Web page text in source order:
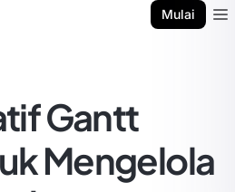
Mulai
Gantt
Mengelola